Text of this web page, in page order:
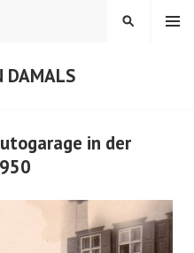
DAMALS
MENÜ
SUCHEN
in der